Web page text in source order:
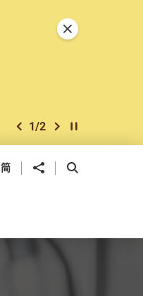
上一個
1/2 下一個開始/暫停幻燈
關閉特別通告
简 分享到 開啟搜尋框